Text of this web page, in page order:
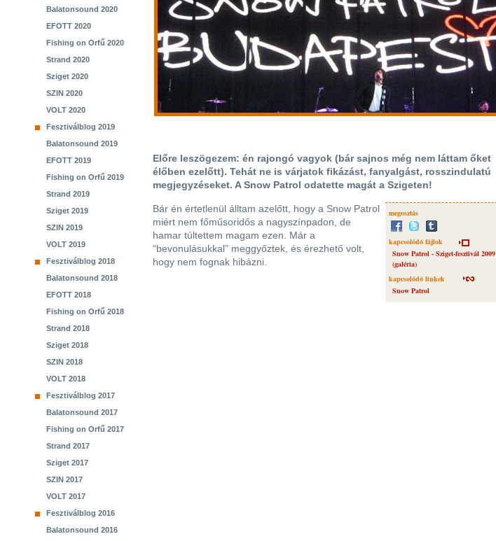
Balatonsound 2020
EFOTT 2020
Fishing on Orfű 2020
Strand 2020
Sziget 2020
SZIN 2020
VOLT 2020
Fesztiválblog 2019
Balatonsound 2019
EFOTT 2019
Fishing on Orfű 2019
Strand 2019
Sziget 2019
SZIN 2019
VOLT 2019
Fesztiválblog 2018
Balatonsound 2018
EFOTT 2018
Fishing on Orfű 2018
Strand 2018
Sziget 2018
SZIN 2018
VOLT 2018
Fesztiválblog 2017
Balatonsound 2017
Fishing on Orfű 2017
Strand 2017
Sziget 2017
SZIN 2017
VOLT 2017
Fesztiválblog 2016
Balatonsound 2016
Előre leszögezem: én rajongó vagyok (bár sajnos még nem láttam őket
élőben ezelőtt). Tehát ne is várjatok fikázást, fanyalgást, rosszindulatú
megjegyzéseket. A Snow Patrol odatette magát a Szigeten!
megosztás
kapcsolódó fájlok
Snow Patrol - Sziget-fesztivál 2009
(galéria)
kapcsolódó linkek
Snow Patrol
Bár én értetlenül álltam azelőtt, hogy a Snow Patrol
miért nem főműsoridős a nagyszínpadon, de
hamar túltettem magam ezen. Már a
“bevonulásukkal” meggyőztek, és érezhető volt,
hogy nem fognak hibázni.